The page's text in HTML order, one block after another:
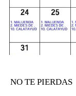
NO TE PIERDAS